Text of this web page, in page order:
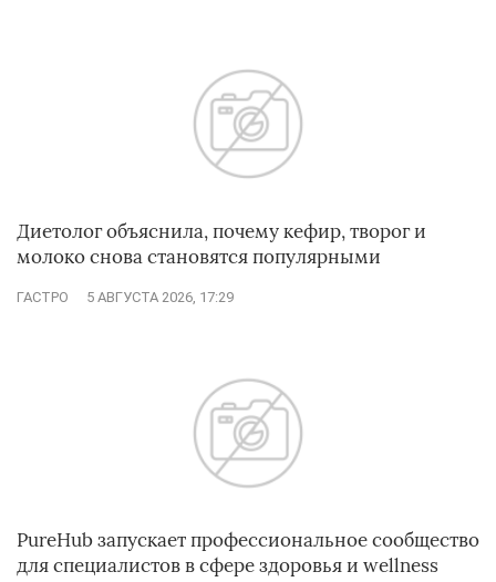
Диетолог объяснила, почему кефир, творог и
молоко снова становятся популярными
ГАСТРО 5 АВГУСТА 2026, 17:29
PureHub запускает профессиональное сообщество
для специалистов в сфере здоровья и wellness